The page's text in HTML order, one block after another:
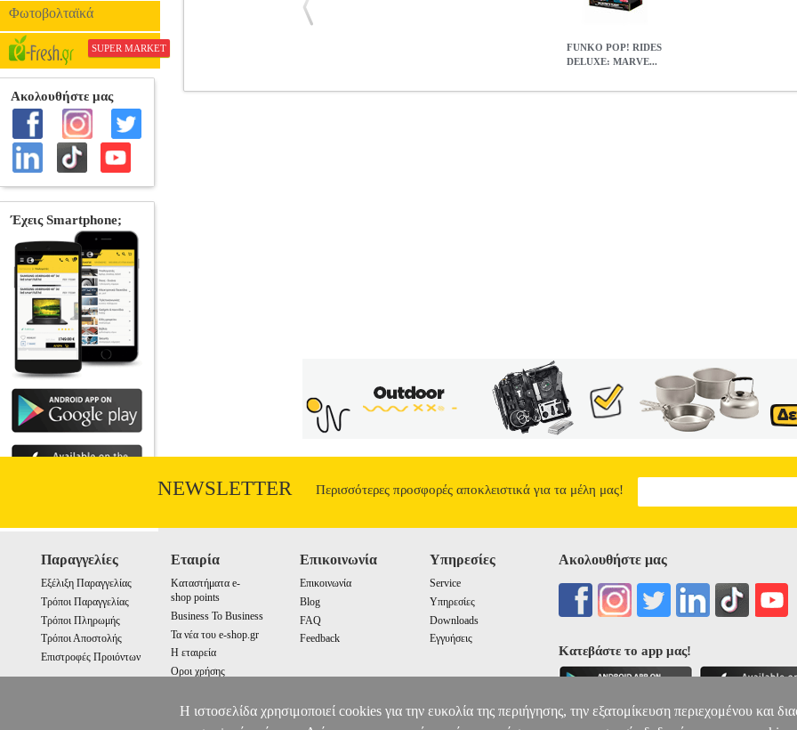
Φωτοβολταϊκά
SUPER MARKET
FUNKO POP! RIDES
DELUXE: MARVE...
NEWSLETTER Περισσότερες προσφορές αποκλειστικά για τα μέλη μας!
Παραγγελίες
Εξέλιξη Παραγγελίας
Τρόποι Παραγγελίας
Τρόποι Πληρωμής
Τρόποι Αποστολής
Επιστροφές Προιόντων
Εταιρία
Καταστήματα e-
shop points
Business To Business
Τα νέα του e-shop.gr
Η εταιρεία
Οροι χρήσης
Επικοινωνία
Επικοινωνία
Blog
FAQ
Feedback
Υπηρεσίες
Service
Υπηρεσίες
Downloads
Εγγυήσεις
Ακολουθήστε μας
Κατεβάστε το app μας!
Η ιστοσελίδα χρησιμοποιεί cookies για την ευκολία της περιήγησης, την εξατομίκευση περιεχομένου και